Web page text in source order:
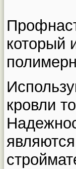
который
кровли